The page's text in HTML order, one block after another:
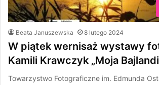
Beata Januszewska 8 lutego 2024
W piątek wernisaż wystawy
Kamili Krawczyk „Moja
Towarzystwo Fotograficzne im. Edmunda